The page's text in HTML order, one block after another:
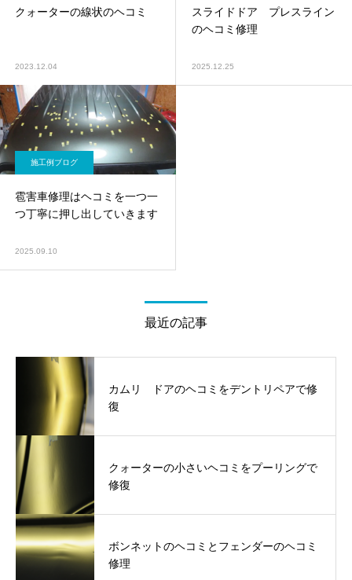
クォーターの線状のヘコミ
2023.12.04
スライドドア プレスライン
のヘコミ修理
2025.12.25
施工例ブログ
雹害車修理はヘコミを一つ一
つ丁寧に押し出していきます
2025.09.10
最近の記事
カムリ ドアのヘコミをデントリペアで修
復
クォーターの小さいヘコミをプーリングで
修復
ボンネットのヘコミとフェンダーのヘコミ
修理